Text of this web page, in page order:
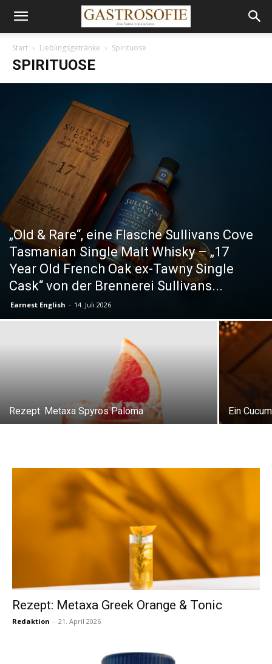
Start Lieblingsgetränke Spirituose
SPIRITUOSE
„Old & Rare“, eine Flasche Sullivans Cove
Tasmanian Single Malt Whisky – „17
Year Old French Oak ex-Tawny Single
Cask“ von der Brennerei Sullivans...
Earnest English - 14. Juli 2026
Rezept: Metaxa Spyros Paloma Ein
Rezept: Metaxa Greek Orange & Tonic
Redaktion - 21. April 2026